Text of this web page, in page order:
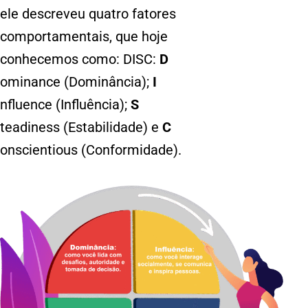
ele descreveu quatro fatores
comportamentais, que hoje
conhecemos como: DISC: D
ominance (Dominância); I
nfluence (Influência); S
teadiness (Estabilidade) e C
onscientious (Conformidade).